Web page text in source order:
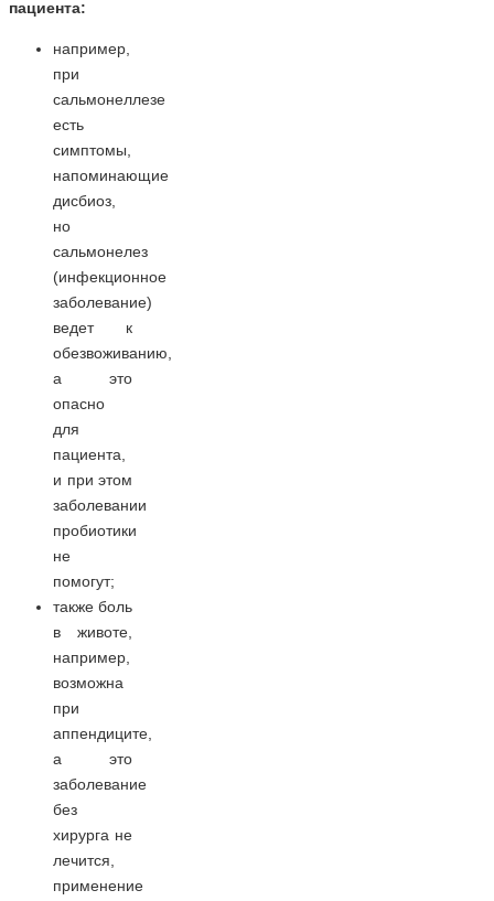
пациента:
например,
при
сальмонеллезе
есть
симптомы,
напоминающие
дисбиоз,
но
сальмонелез
(инфекционное
заболевание)
ведет к
обезвоживанию,
а это
опасно
для
пациента,
и при этом
заболевании
пробиотики
не
помогут;
также боль
в животе,
например,
возможна
при
аппендиците,
а это
заболевание
без
хирурга не
лечится,
применение